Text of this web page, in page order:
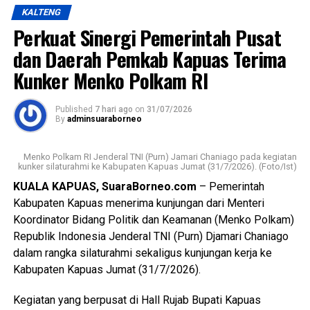
Views: 23
Bagikan ke
WhatsApp 0 Facebook 0
Messenger
Kapolres mengatakan kasus tersebut ditangani
berdasarkan Laporan Polisi Nomor
LP/B/32/VII/2026/SPKT/Polres Kapuas/Polda
Kalimantan Tengah tertanggal 20 Juli 2026.
Berdasarkan hasil penyelidikan aksi nekat itu dipicu
pertengkaran antara tersangka dengan kekasihnya Rah
hari dan bahkan disertai ancaman akan membakar kamar
“Malam kejadian tersangka sempat datang ke lokasi dan
berkumpul bersama para korban. Namun usai kembali dari
menonton pertandingan final Piala Dunia ia kembali
mendatangi barak karena kembali terlibat cekcok dengan
korban,” katanya.
Nah saat pintu kamar dikunci dari dalam tersangka
KALTENG
Perkuat Sinergi Pemerintah Pusat
dan Daerah Pemkab Kapuas Terima
Kunker Menko Polkam RI
Published 7 hari ago on 31/07/2026
By adminsuaraborneo
Menko Polkam RI Jenderal TNI (Purn) Jamari Chaniago pada kegiatan
kunker silaturahmi ke Kabupaten Kapuas Jumat (31/7/2026). (Foto/Ist)
KUALA KAPUAS, SuaraBorneo.com – Pemerintah
Kabupaten Kapuas menerima kunjungan dari Menteri
Koordinator Bidang Politik dan Keamanan (Menko Polkam)
Republik Indonesia Jenderal TNI (Purn) Djamari Chaniago
dalam rangka silaturahmi sekaligus kunjungan kerja ke
Kabupaten Kapuas Jumat (31/7/2026).
Kegiatan yang berpusat di Hall Rujab Bupati Kapuas